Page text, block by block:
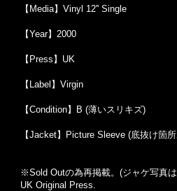
【Media】Vinyl 12'' Single
【Year】2000
【Press】UK
【Label】Virgin
【Condition】B (薄いスリキズ)
【Jacket】Picture Sleeve (底抜け箇
※Sold Outの為再掲載。 (ジャケ写真
UK Original Press.